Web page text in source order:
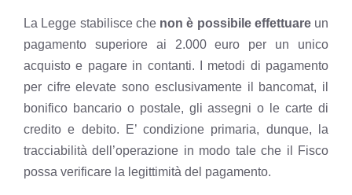
La Legge stabilisce che non è possibile effettuareun
pagamento superiore ai 2.000 euro per un unico
acquisto e pagare in contanti. I metodi di pagamento
per cifre elevate sono esclusivamente il bancomat, il
bonifico bancario o postale, gli assegni o le carte di
credito e debito. E’ condizione primaria, dunque, la
tracciabilità dell’operazione in modo tale che il Fisco
possa verificare la legittimità del pagamento.